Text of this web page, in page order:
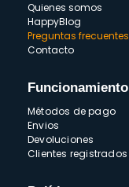
Quienes somos
HappyBlog
Preguntas frecuentes
Contacto
Funcionamiento
Métodos de pago
Envios
Devoluciones
Clientes registrados